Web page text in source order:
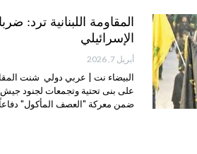
المقاومة اللبنانية
الإسرائيلي
أبريل 7, 2026
البيضاء نت | عربي دولي شنت
على بنى تحتية وتجمعات لجنود جيش
ضمن معركة "العصف المأكول"